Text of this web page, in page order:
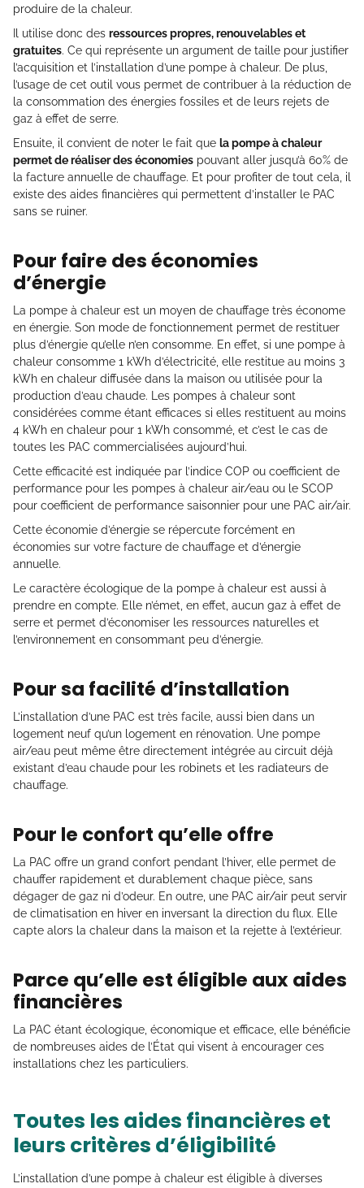
produire de la chaleur.
Il utilise donc des ressources propres, renouvelables et
gratuites. Ce qui représente un argument de taille pour justifier
l’acquisition et l’installation d’une pompe à chaleur. De plus,
l’usage de cet outil vous permet de contribuer à la réduction de
la consommation des énergies fossiles et de leurs rejets de
gaz à effet de serre.
Ensuite, il convient de noter le fait que la pompe à chaleur
permet de réaliser des économies pouvant aller jusqu’à 60% de
la facture annuelle de chauffage. Et pour profiter de tout cela, il
existe des aides financières qui permettent d’installer le PAC
sans se ruiner.
Pour faire des économies
d’énergie
La pompe à chaleur est un moyen de chauffage très économe
en énergie. Son mode de fonctionnement permet de restituer
plus d’énergie qu’elle n’en consomme. En effet, si une pompe à
chaleur consomme 1 kWh d’électricité, elle restitue au moins 3
kWh en chaleur diffusée dans la maison ou utilisée pour la
production d’eau chaude. Les pompes à chaleur sont
considérées comme étant efficaces si elles restituent au moins
4 kWh en chaleur pour 1 kWh consommé, et c’est le cas de
toutes les PAC commercialisées aujourd’hui.
Cette efficacité est indiquée par l’indice COP ou coefficient de
performance pour les pompes à chaleur air/eau ou le SCOP
pour coefficient de performance saisonnier pour une PAC air/air.
Cette économie d’énergie se répercute forcément en
économies sur votre facture de chauffage et d’énergie
annuelle.
Le caractère écologique de la pompe à chaleur est aussi à
prendre en compte. Elle n’émet, en effet, aucun gaz à effet de
serre et permet d’économiser les ressources naturelles et
l’environnement en consommant peu d’énergie.
Pour sa facilité d’installation
L’installation d’une PAC est très facile, aussi bien dans un
logement neuf qu’un logement en rénovation. Une pompe
air/eau peut même être directement intégrée au circuit déjà
existant d’eau chaude pour les robinets et les radiateurs de
chauffage.
Pour le confort qu’elle offre
La PAC offre un grand confort pendant l’hiver, elle permet de
chauffer rapidement et durablement chaque pièce, sans
dégager de gaz ni d’odeur. En outre, une PAC air/air peut servir
de climatisation en hiver en inversant la direction du flux. Elle
capte alors la chaleur dans la maison et la rejette à l’extérieur.
Parce qu’elle est éligible aux aides
financières
La PAC étant écologique, économique et efficace, elle bénéficie
de nombreuses aides de l’État qui visent à encourager ces
installations chez les particuliers.
Toutes les aides financières et
leurs critères d’éligibilité
L’installation d’une pompe à chaleur est éligible à diverses